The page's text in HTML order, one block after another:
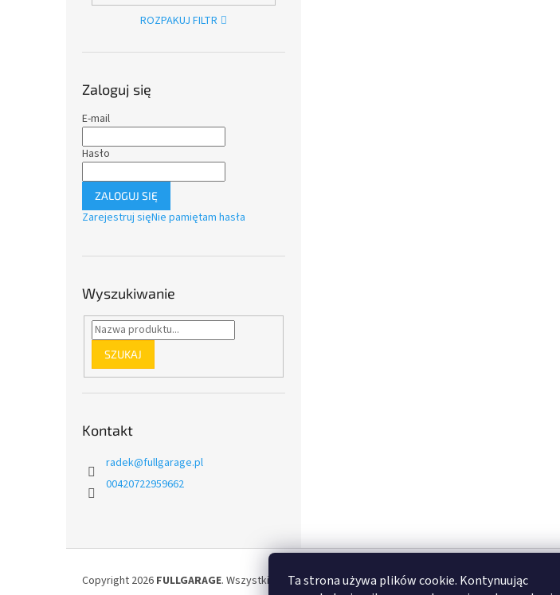
Ta strona używa plików cookie. Kontynuując
ROZPAKUJ FILTR
Zaloguj się
E-mail
Hasło
ZALOGUJ SIĘ
Zarejestruj sięNie pamiętam hasła
Wyszukiwanie
SZUKAJ
Kontakt
radek@fullgarage.pl
00420722959662
Copyright 2026 FULLGARAGE. Wszystkie prawa zastrzeżone.